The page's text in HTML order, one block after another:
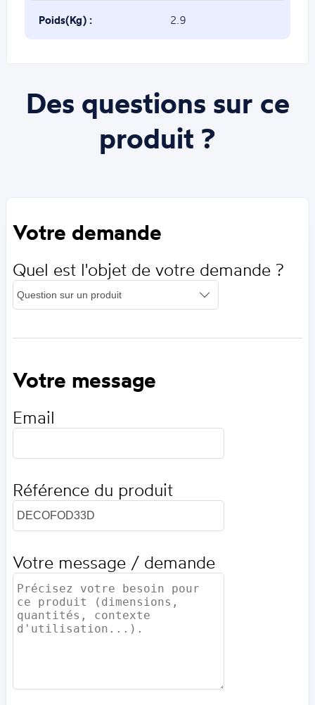
Poids(Kg) : 2.9
Des questions sur ce
produit ?
Votre demande
Quel est l'objet de votre demande ?
Votre message
Email
Référence du produit
Votre message / demande